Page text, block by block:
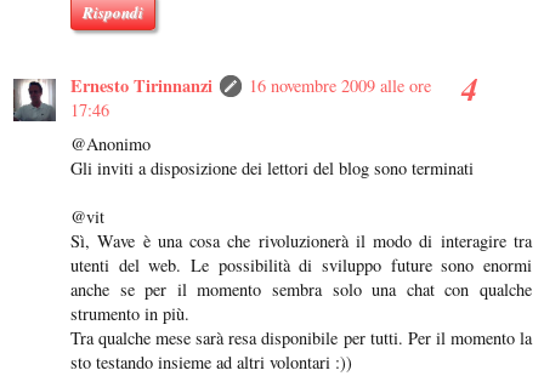
Rispondi
Ernesto Tirinnanzi
16 novembre 2009 alle ore
17:46
@Anonimo
Gli inviti a disposizione dei lettori del blog sono terminati
@vit
Sì, Wave è una cosa che rivoluzionerà il modo di interagire tra
utenti del web. Le possibilità di sviluppo future sono enormi
anche se per il momento sembra solo una chat con qualche
strumento in più.
Tra qualche mese sarà resa disponibile per tutti. Per il momento la
sto testando insieme ad altri volontari :))